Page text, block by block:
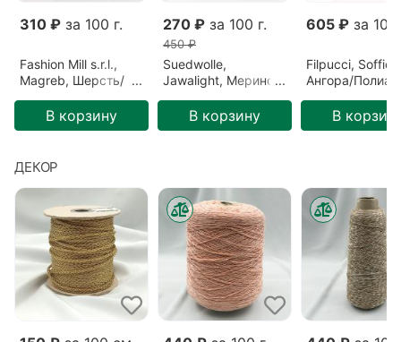
310 ₽ за 100 г.
Fashion Mill s.r.l.,
Magreb, Шерсть/
Розовый/Ягода
(26640)
В корзину
270 ₽ за 100 г.
450 ₽
Suedwolle,
Jawalight, Меринос,
(S6F72809)
В корзину
605 ₽ за 100
Filpucci, Soffio,
Ангора/
(213)В
ДЕКОР